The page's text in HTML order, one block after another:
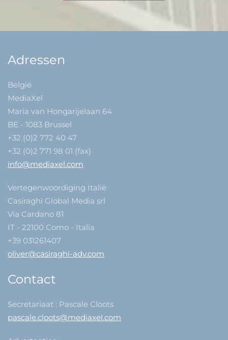
Adressen
België
MediaXel
Maria van Hongarijelaan 64
BE - 1083 Brussel
+32 (0)2 772 40 47
+32 (0)2 771 98 01 (fax)
info@mediaxel.com
Vertegenwoordiging Italië
Casiraghi Global Media srl
Via Cardano 81
IT - 22100 Como - Italia
+39 031261407
oliver@casiraghi-adv.com
Contact
Secretariaat : Pascale Cloots
pascale.cloots@mediaxel.com